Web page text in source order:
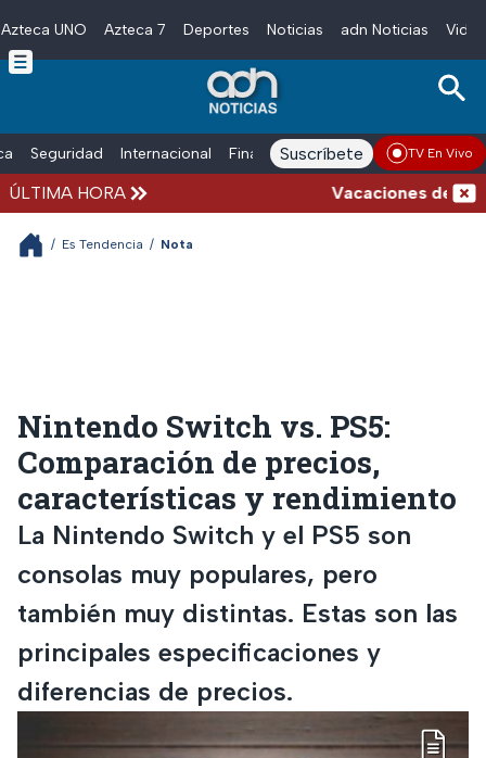
Skip to main content
Azteca UNO Azteca 7 Deportes Noticias adn Noticias
Seguridad Internacional Finanzas adn Noticias Radio
Suscríbete TV En Vivo
ÚLTIMA HORA Vacaciones de
/ Es Tendencia / Nota
Nintendo Switch vs. PS5:
Comparación de precios,
características y rendimiento
La Nintendo Switch y el PS5 son
consolas muy populares, pero
también muy distintas. Estas son las
principales especificaciones y
diferencias de precios.